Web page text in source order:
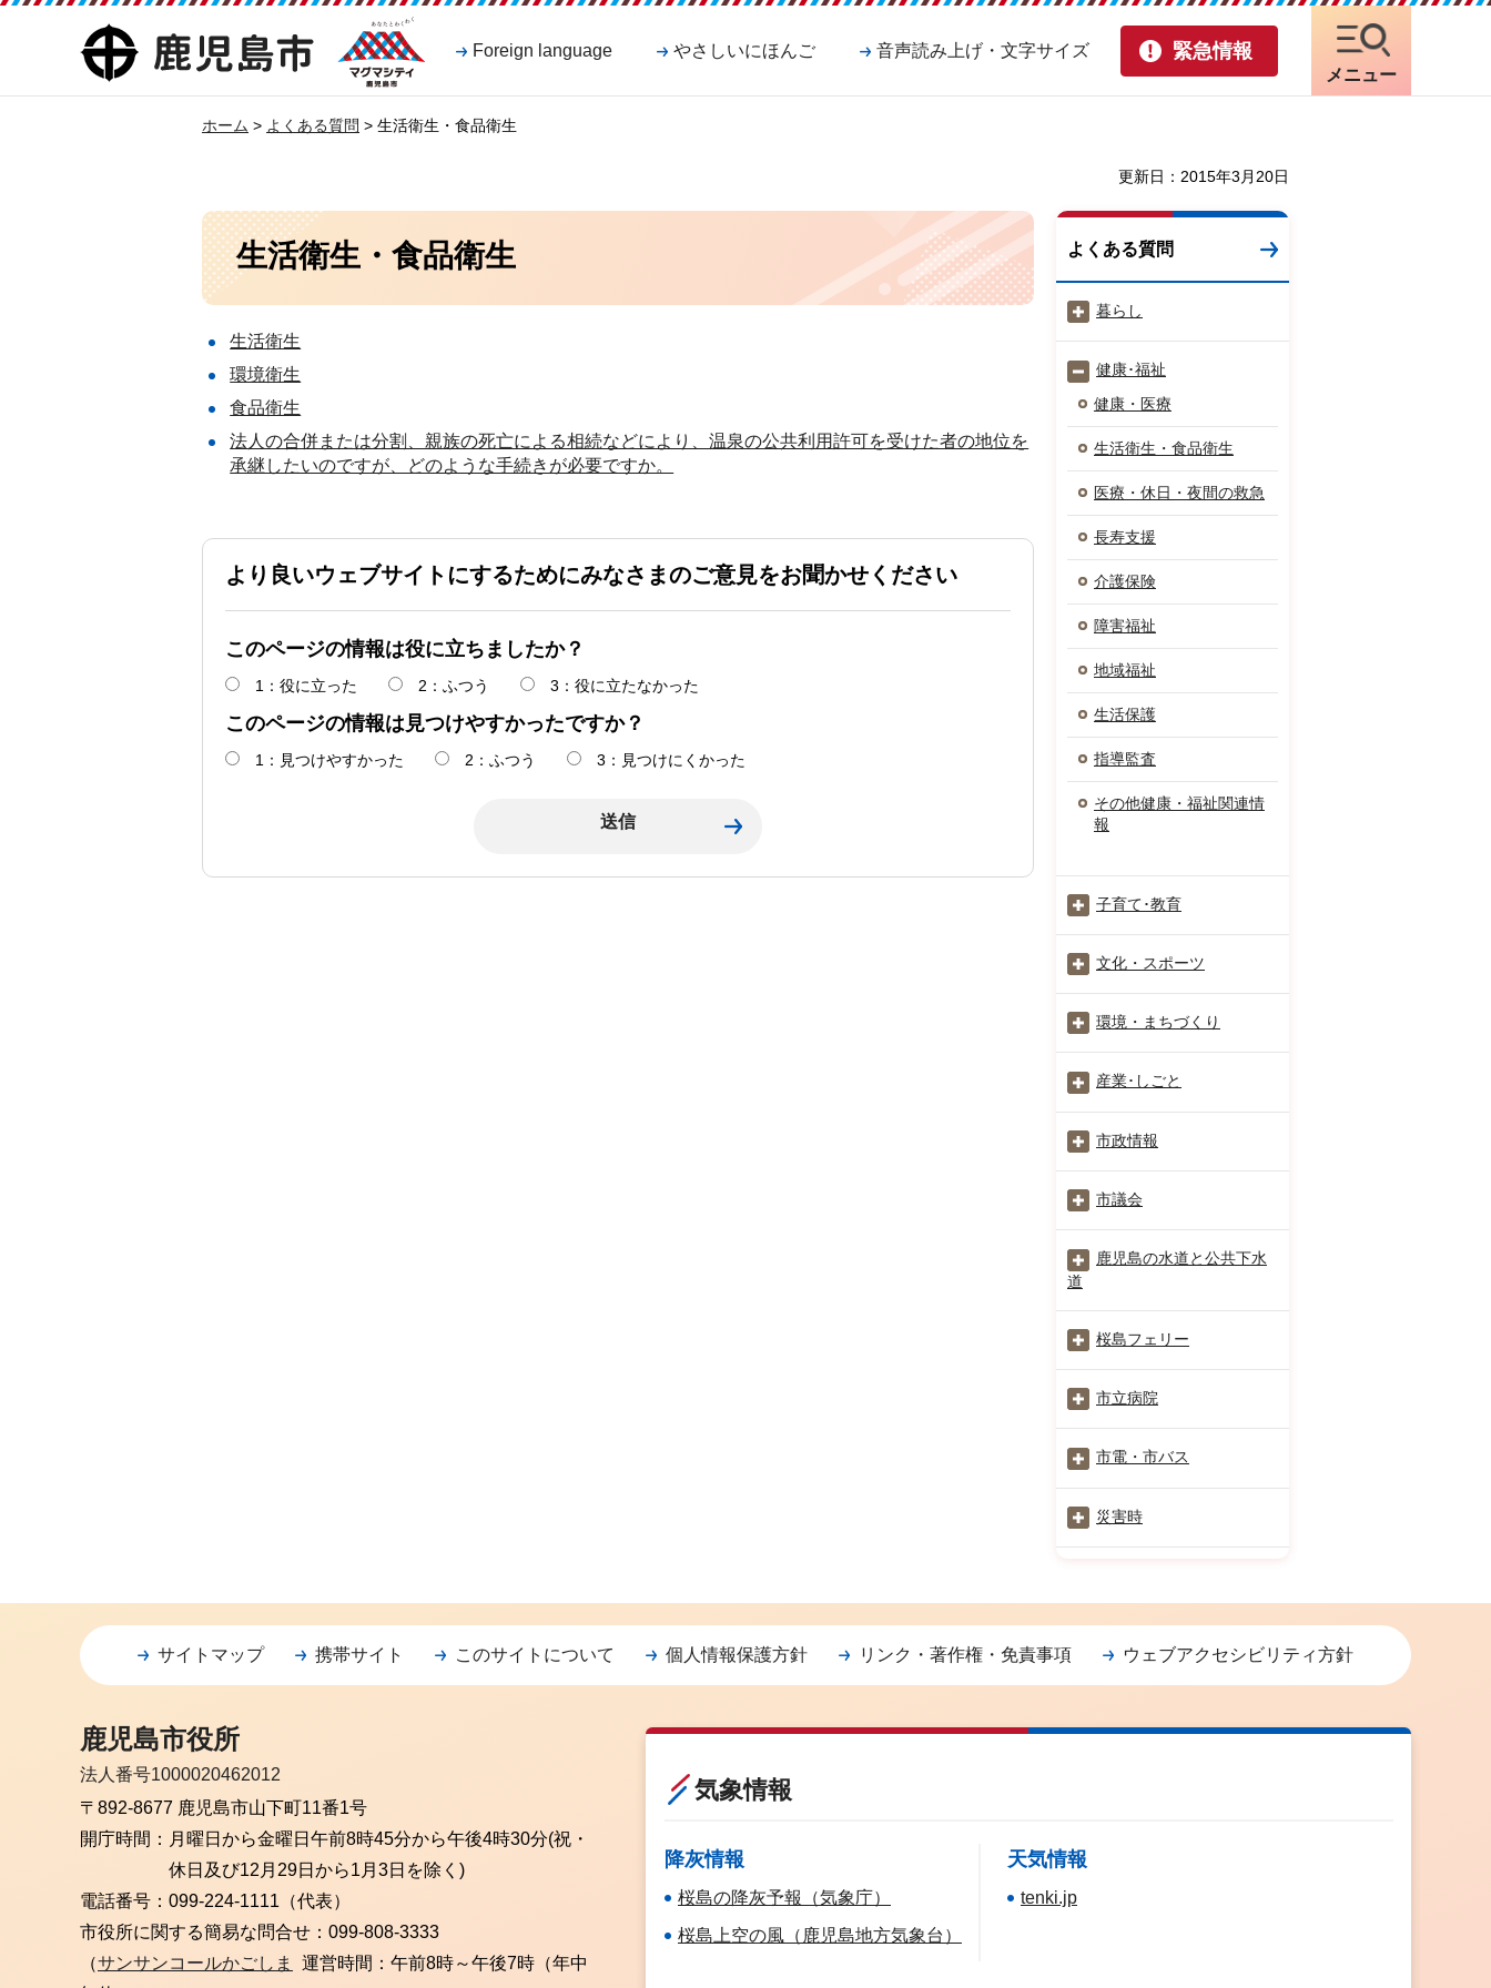
鹿児島市
マグマシティ
鹿児島市
Foreign language やさしいにほんご 音声読み上げ・文字サイズ 緊急情報
メニュー
ホーム > よくある質問 > 生活衛生・食品衛生
更新日：2015年3月20日
生活衛生・食品衛生
生活衛生
環境衛生
食品衛生
法人の合併または分割、親族の死亡による相続などにより、温泉の公共利用許可を受けた者の地位を
承継したいのですが、どのような手続きが必要ですか。
より良いウェブサイトにするためにみなさまのご意見をお聞かせください
このページの情報は役に立ちましたか？
1：役に立った 2：ふつう 3：役に立たなかった
このページの情報は見つけやすかったですか？
1：見つけやすかった 2：ふつう 3：見つけにくかった
よくある質問
暮らし
健康･福祉
健康・医療
生活衛生・食品衛生
医療・休日・夜間の救急
長寿支援
介護保険
障害福祉
地域福祉
生活保護
指導監査
その他健康・福祉関連情
報
子育て･教育
文化・スポーツ
環境・まちづくり
産業･しごと
市政情報
市議会
鹿児島の水道と公共下水
道
桜島フェリー
市立病院
市電・市バス
災害時
サイトマップ 携帯サイト このサイトについて 個人情報保護方針 リンク・著作権・免責事項 ウェブアクセシビリティ方針
鹿児島市役所
法人番号1000020462012
〒892-8677 鹿児島市山下町11番1号
開庁時間： 月曜日から金曜日 午前8時45分から午後4時30分(祝・
休日及び12月29日から1月3日を除く)
電話番号： 099-224-1111（代表）
市役所に関する簡易な問合せ： 099-808-3333
（サンサンコールかごしま
運営時間：午前8時～午後7時（年中
気象情報
降灰情報
桜島の降灰予報（気象庁）
桜島上空の風（鹿児島地方気象台）
天気情報
tenki.jp